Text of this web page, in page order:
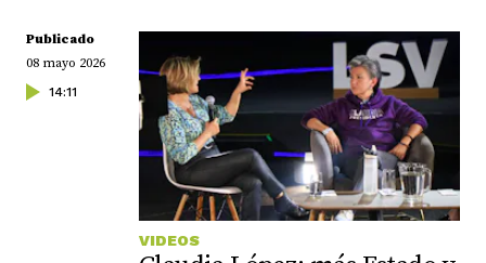
Publicado
08 mayo 2026
14:11
VIDEOS